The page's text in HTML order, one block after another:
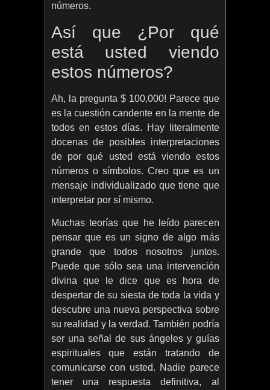
números.
Así que ¿Por qué
está usted viendo
estos números?
Ah, la pregunta $ 100,000! Parece que
es la cuestión candente en la mente de
todos en estos días. Hay literalmente
docenas de posibles interpretaciones
de por qué usted está viendo estos
números o símbolos. Creo que es un
mensaje individualizado que tiene que
interpretar por sí mismo.
Muchas teorías que he leído parecen
pensar que es un signo de algo más
grande que todos nosotros juntos.
Puede que sólo sea una intervención
divina que le dice que es hora de
despertar de su siesta de toda la vida y
descubre una nueva perspectiva sobre
su realidad y la verdad. También podría
ser una señal de sus ángeles y guías
espirituales que están tratando de
comunicarse con usted. Nadie parece
tener una respuesta definitiva, al